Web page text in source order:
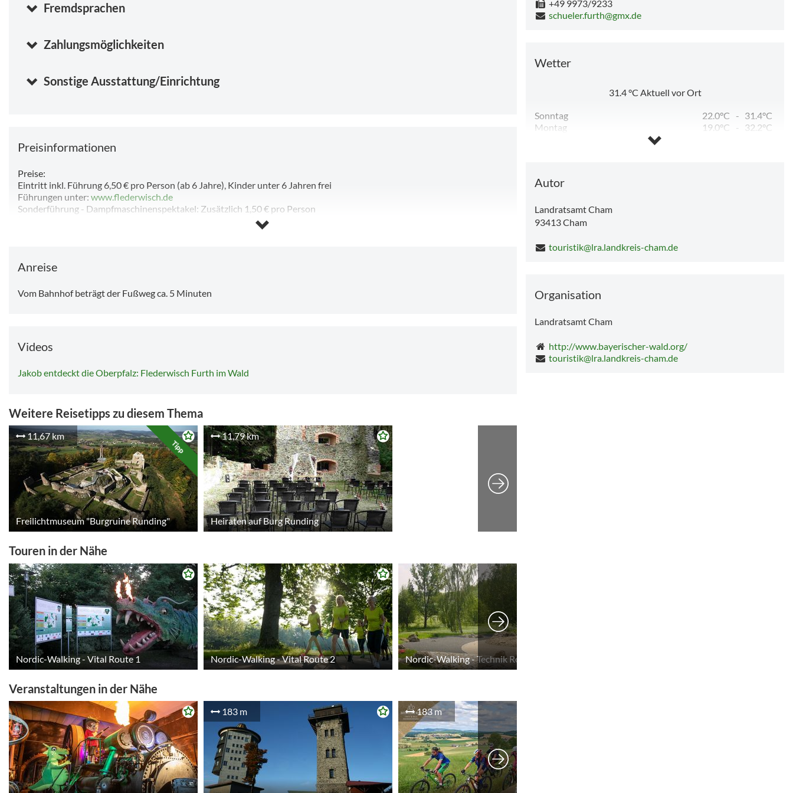
Fremdsprachen
Zahlungsmöglichkeiten
Sonstige Ausstattung/Einrichtung
Preisinformationen
Preise:
Eintritt inkl. Führung 6,50 € pro Person (ab 6 Jahre), Kinder unter 6 Jahren frei
Führungen unter: www.flederwisch.de
Sonderführung - Dampfmaschinenspektakel: Zusätzlich 1,50 € pro Person
und dann ab 17.06. bis 16.09.2026 jeden Mittwoch.
Preise:
Anreise
Vom Bahnhof beträgt der Fußweg ca. 5 Minuten
Videos
Jakob entdeckt die Oberpfalz: Flederwisch Furth im Wald
Weitere Reisetipps zu diesem Thema
11,67 km
Tipp
Freilichtmuseum "Burgruine Runding"
11,79 km
Heiraten auf Burg Runding
Touren in der Nähe
Nordic-Walking - Vital Route 1 Nordic-Walking - Vital Route 2 Nordic-Walking - Technik Route
Veranstaltungen in der Nähe
183 m 183 m
+49 9973/9233
schueler.furth@gmx.de
Wetter
31.4°C Aktuell vor Ort
Sonntag 22.0°C - 31.4°C
Montag
19.0°C -
32.2°C
Autor
Landratsamt Cham
93413Cham
touristik@lra.landkreis-cham.de
Organisation
Landratsamt Cham
http://www.bayerischer-wald.org/
touristik@lra.landkreis-cham.de